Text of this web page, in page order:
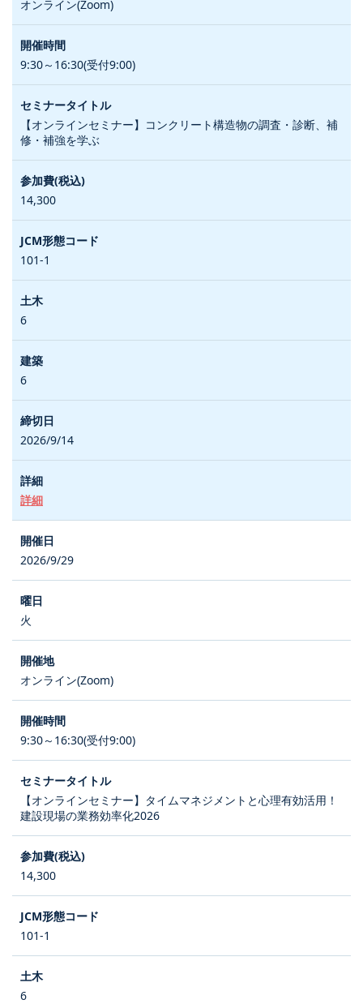
オンライン(Zoom)
9:30～16:30(受付9:00)
【オンラインセミナー】コンクリート構造物の調査・診断、補
修・補強を学ぶ
14,300
101-1
6
6
2026/9/14
詳細
2026/9/29
火
オンライン(Zoom)
9:30～16:30(受付9:00)
【オンラインセミナー】タイムマネジメントと心理有効活用！
建設現場の業務効率化2026
14,300
101-1
6